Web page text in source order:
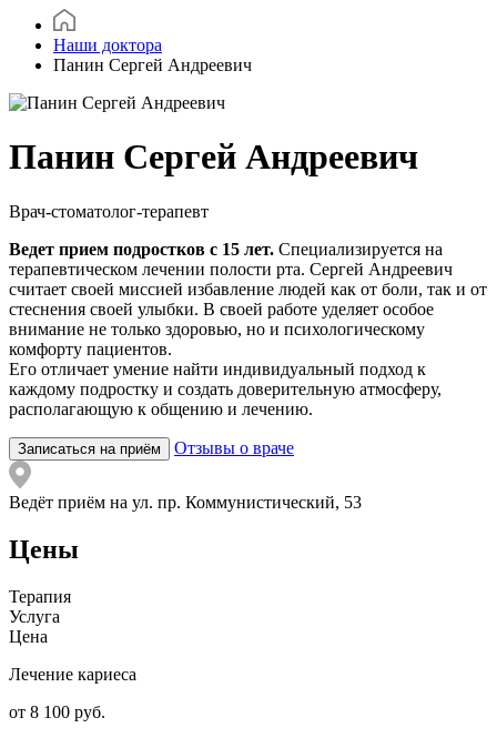
Наши доктора
Панин Сергей Андреевич
Панин Сергей Андреевич
Врач-стоматолог-терапевт
Ведет прием подростков с 15 лет. Специализируется на
терапевтическом лечении полости рта. Сергей Андреевич
считает своей миссией избавление людей как от боли, так и от
стеснения своей улыбки. В своей работе уделяет особое
внимание не только здоровью, но и психологическому
комфорту пациентов.
Его отличает умение найти индивидуальный подход к
каждому подростку и создать доверительную атмосферу,
располагающую к общению и лечению.
Записаться на приём Отзывы о враче
Ведёт приём на ул. пр. Коммунистический, 53
Цены
Терапия
Услуга
Цена
Лечение кариеса
от 8 100 руб.